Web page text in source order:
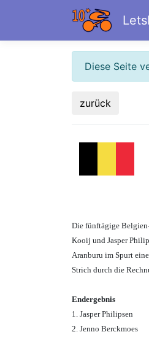
Diese Seite
zurück
Die fünftägige
Kooij und Jasper
Aranburu im Spurt
Strich durch die
Endergebnis
1. Jasper Philipsen
2. Jenno Berckmoes